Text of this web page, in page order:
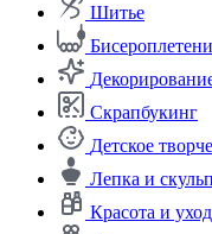
Шитье
Скрапбукинг
Детское
Лепка и
Красота и уход